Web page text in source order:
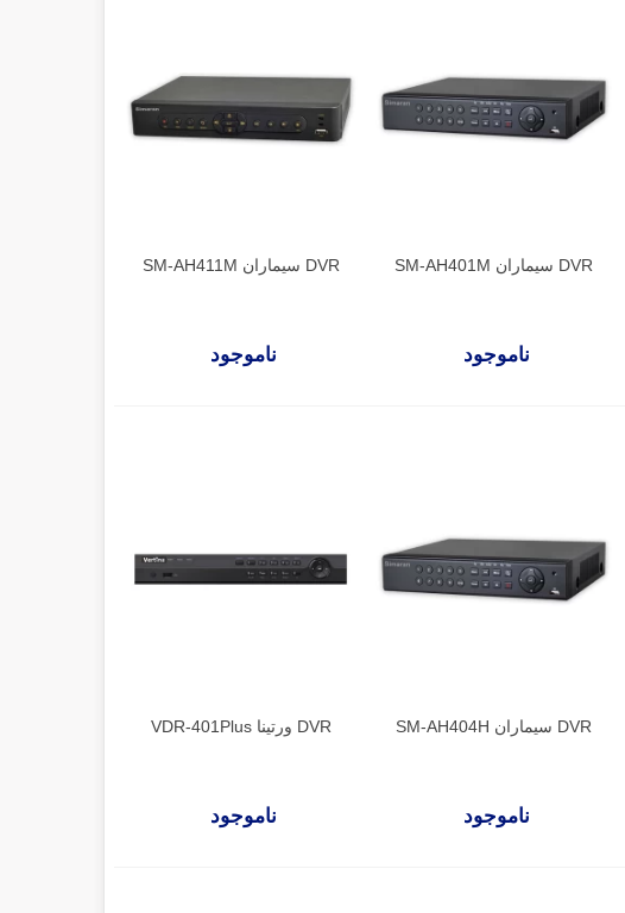
DVR سیماران SM-AH401M
ناموجود
DVR سیماران SM-AH411M
ناموجود
DVR سیماران SM-AH404H
ناموجود
DVR ورتینا VDR-401Plus
ناموجود